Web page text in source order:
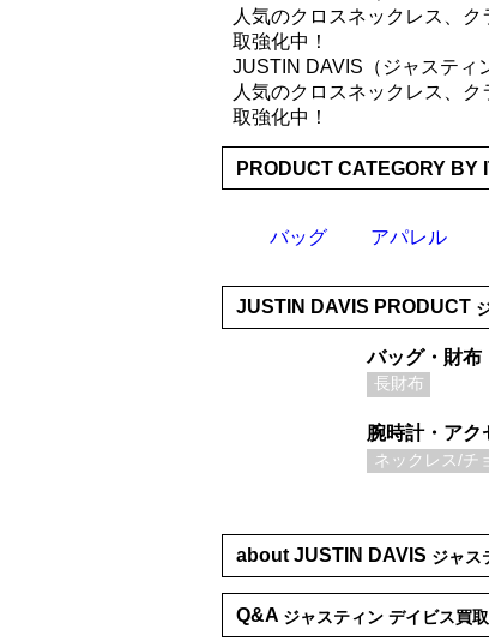
人気のクロスネックレス、
取強化中！
JUSTIN DAVIS（ジャスティ
人気のクロスネックレス、
取強化中！
PRODUCT CATEGORY BY
バッグ アパレル
JUSTIN DAVIS PRODUCT
バッグ・財布
長財布
腕時計・アク
ネックレス/チ
about JUSTIN DAVIS ジャス
Q&A ジャスティン デイビス買